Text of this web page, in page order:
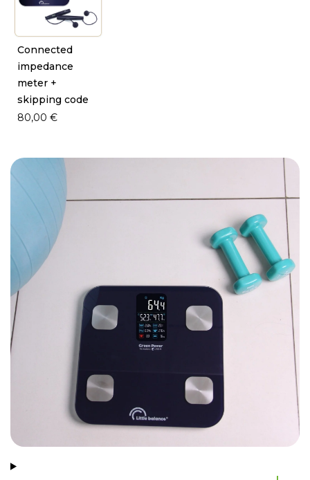
Connected
impedance
meter +
skipping code
80,00 €